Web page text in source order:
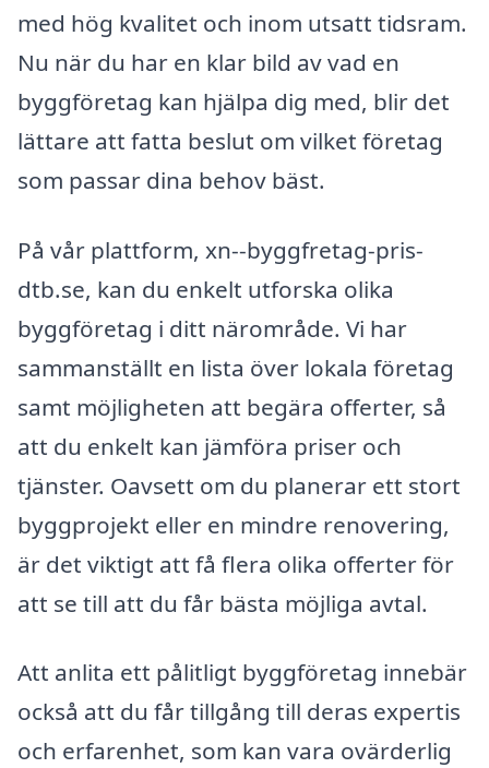
med hög kvalitet och inom utsatt tidsram.
Nu när du har en klar bild av vad en
byggföretag kan hjälpa dig med, blir det
lättare att fatta beslut om vilket företag
som passar dina behov bäst.
På vår plattform, xn--byggfretag-pris-
dtb.se, kan du enkelt utforska olika
byggföretag i ditt närområde. Vi har
sammanställt en lista över lokala företag
samt möjligheten att begära offerter, så
att du enkelt kan jämföra priser och
tjänster. Oavsett om du planerar ett stort
byggprojekt eller en mindre renovering,
är det viktigt att få flera olika offerter för
att se till att du får bästa möjliga avtal.
Att anlita ett pålitligt byggföretag innebär
också att du får tillgång till deras expertis
och erfarenhet, som kan vara ovärderlig